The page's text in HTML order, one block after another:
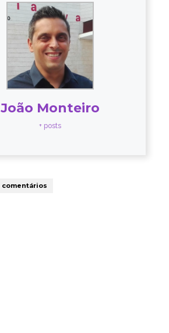
João Monteiro
+ posts
comentários